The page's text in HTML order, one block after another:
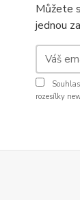
Můžete
jednou
rozesílky